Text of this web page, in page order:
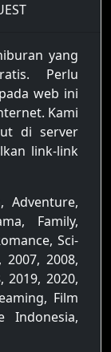
yang
Perlu
web ini
Kami
di server
link-link
Adventure,
Family,
Sci-
2007, 2008,
2019, 2020,
Film
Indonesia,